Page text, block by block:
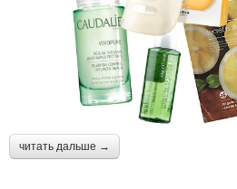
читать дальше →